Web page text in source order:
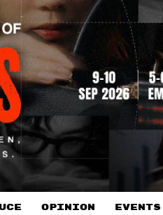
OPINION EVENTS